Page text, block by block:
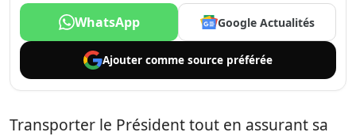
WhatsApp Google Actualités
Ajouter comme source préférée
Transporter le Président tout en assurant sa